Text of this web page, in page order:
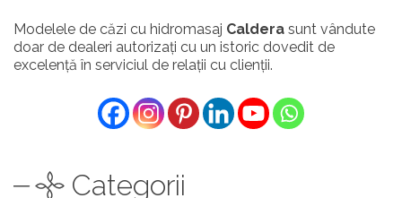
Modelele de căzi cu hidromasaj Caldera sunt vândute
doar de dealeri autorizați cu un istoric dovedit de
excelență în serviciul de relații cu clienții.
Categorii